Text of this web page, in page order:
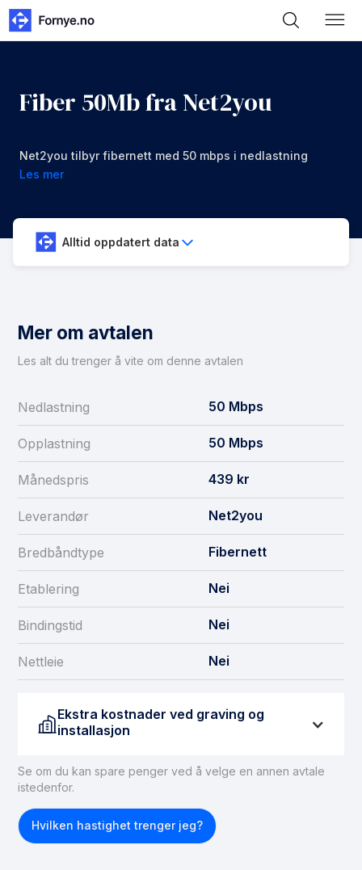
Fiber 50Mb fra Net2you
Net2you tilbyr fibernett med 50 mbps i nedlastning
og opplastning for 439 kr/mnd
Les mer
Alltid oppdatert data
Mer om avtalen
Les alt du trenger å vite om denne avtalen
Nedlastning 50 Mbps
Opplastning 50 Mbps
Månedspris 439 kr
Leverandør Net2you
Bredbåndtype Fibernett
Etablering Nei
Bindingstid Nei
Nettleie Nei
Ekstra kostnader ved graving og
installasjon
Se om du kan spare penger ved å velge en annen avtale
istedenfor.
Hvilken hastighet trenger jeg?